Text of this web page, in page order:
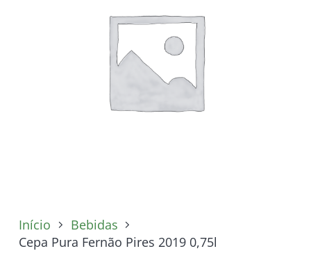
Início
Bebidas
Cepa Pura Fernão Pires 2019 0,75l